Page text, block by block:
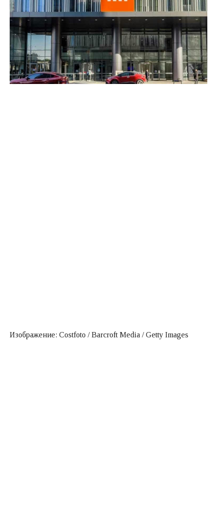
Изображение: Costfoto / Barcroft Media / Getty Images